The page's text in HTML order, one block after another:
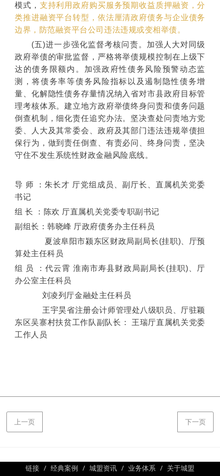
模式， 支持利用政府购买服务预期收益质押融资，分
类推进融资平台转型，依法厘清政府债务与企业债务
边界，防范融资平台公司违法违规或变相举债。
(五)进一步强化监督考核问责。加强人大对同级
政府举债的审批监督，严格将举债规模控制在上级下
达的债务限额内。加强政府性债务风险预警动态监
测，将债务率等债务风险指标以及遏制隐性债务增
量、化解隐性债务存量情况纳入省对市县政府目标管
理考核体系。建立地方政府举债终身问责和债务问题
倒查机制，细化责任追究办法。坚决查处问责地方党
委、人大及其常委会、政府及其部门违法违规举债担
保行为，做到责任倒查、有责必问、终身问责，坚决
守住不发生系统性财政金融风险底线。
导 师 ：朱长才 厅党组成员、副厅长、直属机关党委
书记
组 长 ：陈欢 厅直属机关党委专职副书记
副组长：韩晓峰 厅政府债务办主任科员
夏波阜阳市颍东区财政局副局长(挂职)、厅预
算处主任科员
组 员 ：代云霄 淮南市寿县财政局副局长(挂职)、厅
办公室主任科员
刘凌列厅金融处主任科员
王宇昊省注册会计师管理处八级职员、厅驻颖
东区吴寨村扶贫工作队副队长：
王瑞厅直属机关党委
工作人员
上一页 下一页
链接 经典案例 城盟资讯 业务体系
关于城盟